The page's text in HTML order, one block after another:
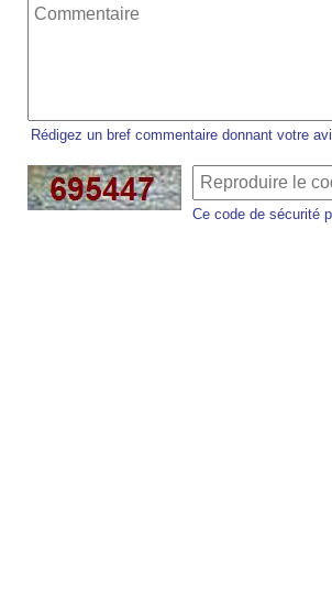
Rédigez un bref commentaire donnant votre
Ce code de sécurité